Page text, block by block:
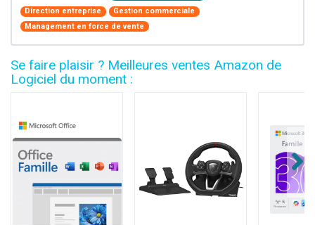
Direction entreprise
Gestion commerciale
Management en force de vente
Se faire plaisir ? Meilleures ventes Amazon de
Logiciel du moment :